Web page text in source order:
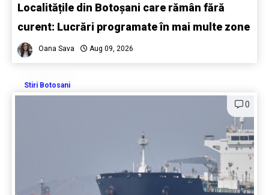
Localitățile din Botoșani care rămân fără
curent: Lucrări programate în mai multe zone
Oana Sava Aug 09, 2026
Stiri Botosani
0